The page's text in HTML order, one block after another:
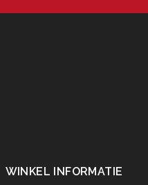
WINKEL INFORMATIE